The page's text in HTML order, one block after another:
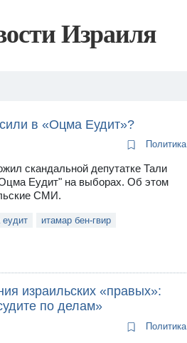
Израиля
в «Оцма Еудит»?
Политика
скандальной депутатке Тали
Еудит" на выборах. Об этом
СМИ.
итамар бен-гвир
израильских «правых»:
по делам»
Политика